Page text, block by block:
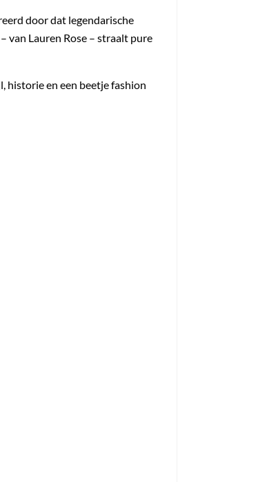
door dat legendarische
van Lauren Rose – straalt pure
historie en een beetje fashion